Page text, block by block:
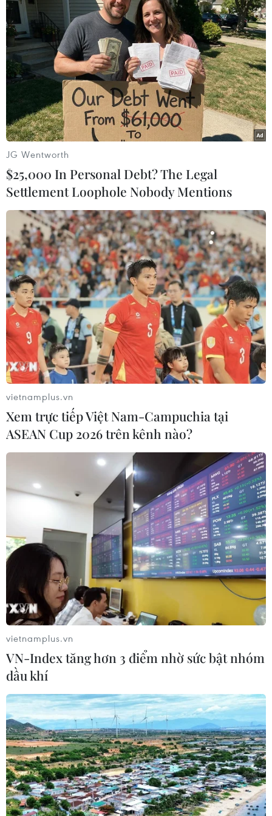
#thị trường chứng khoán #VN-Index
#Nhà đầu tư
#Khối lượng giao dịch
TP. Hà Nội
TIN LIÊN QUAN
VN-Index tăng phiên thứ hai liên tiếp,
dòng tiền vẫn thận trọng
05/06/2026 09:55
VN-Index tiếp tục đi lên nhờ lực đỡ từ nhóm cổ phiếu
trụ, song thanh khoản giảm xuống mức thấp nhất hơn
một năm cho thấy nhà đầu tư vẫn dè dặt và dòng tiền
chưa thực sự quay lại thị trường.
Chứng khoán ngày 4/6: VN-Index bật tăng
JG Wentworth
$25,000 In Personal Debt? The Legal
Settlement Loophole Nobody Mentions
vietnamplus.vn
Xem trực tiếp Việt Nam-Campuchia tại
ASEAN Cup 2026 trên kênh nào?
vietnamplus.vn
VN-Index tăng hơn 3 điểm nhờ sức bật nhóm
dầu khí